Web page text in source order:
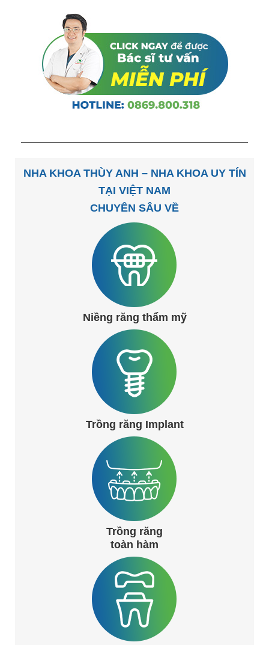
NHA KHOA THÙY ANH – NHA KHOA UY TÍN
TẠI VIỆT NAM
CHUYÊN SÂU VỀ
Niềng răng thẩm mỹ
Trồng răng Implant
Trồng răng
toàn hàm